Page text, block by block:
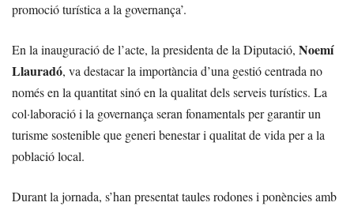
promoció turística a la governança’.
En la inauguració de l’acte, la presidenta de la Diputació, Noemí
Llauradó, va destacar la importància d’una gestió centrada no
només en la quantitat sinó en la qualitat dels serveis turístics. La
col·laboració i la governança seran fonamentals per garantir un
turisme sostenible que generi benestar i qualitat de vida per a la
població local.
Durant la jornada, s’han presentat taules rodones i ponències amb